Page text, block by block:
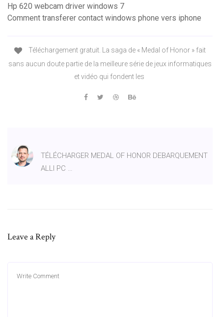
Hp 620 webcam driver windows 7
Comment transferer contact windows phone vers iphone
Téléchargement gratuit. La saga de « Medal of Honor » fait
sans aucun doute partie de la meilleure série de jeux informatiques
et vidéo qui fondent les
TÉLÉCHARGER MEDAL OF HONOR DEBARQUEMENT
ALLI PC …
Leave a Reply